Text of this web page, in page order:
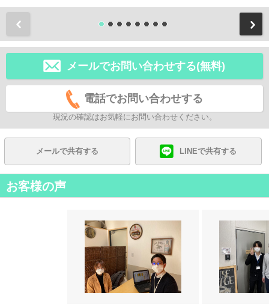
メールでお問い合わせする(無料)
電話でお問い合わせする
現況の確認はお気軽にお問い合わせください。
メールで共有する LINEで共有する
お客様の声